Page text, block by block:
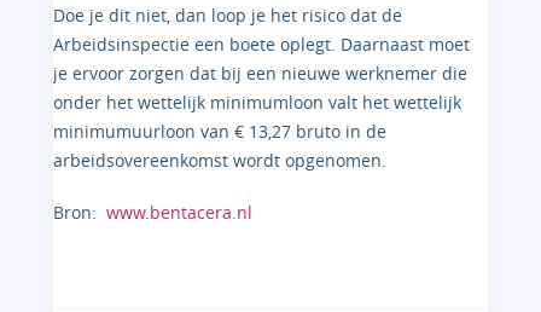
Doe je dit niet, dan loop je het risico dat de
Arbeidsinspectie een boete oplegt. Daarnaast moet
je ervoor zorgen dat bij een nieuwe werknemer die
onder het wettelijk minimumloon valt het wettelijk
minimumuurloon van € 13,27 bruto in de
arbeidsovereenkomst wordt opgenomen.
Bron: www.bentacera.nl